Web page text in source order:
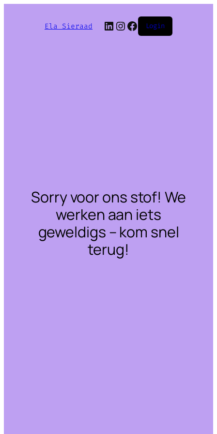
Ela Sieraad LinkedIn
Instagram
Facebook
Login
Sorry voor ons stof! We
werken aan iets
geweldigs – kom snel
terug!